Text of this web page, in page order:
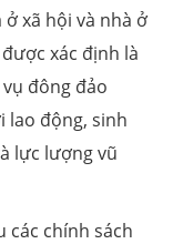
xã hội và nhà ở
xác định là
đông đảo
lao động, sinh
lực lượng vũ
các chính sách